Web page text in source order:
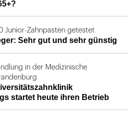
Junior-Zahnpasten getestet
Sehr gut und sehr günstig
in der Medizinische
startet heute ihren Betrieb